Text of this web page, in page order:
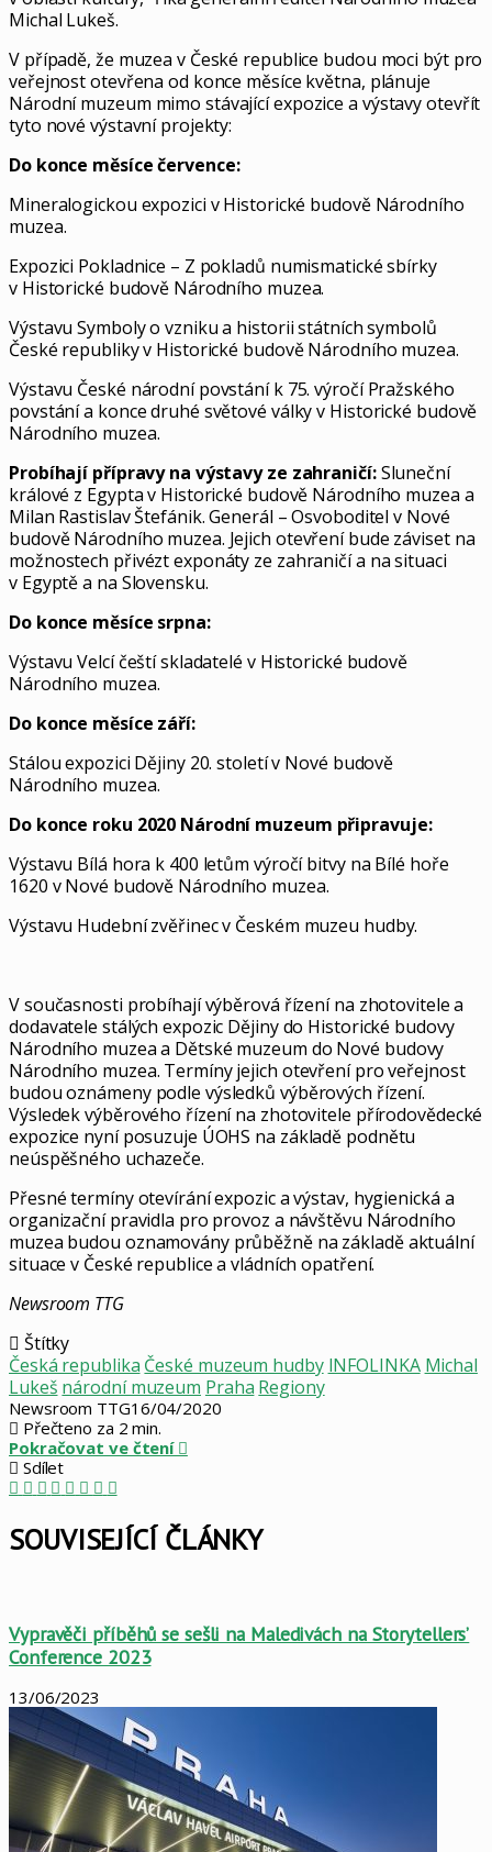
Michal Lukeš.
V případě, že muzea v České republice budou moci být pro
veřejnost otevřena od konce měsíce května, plánuje
Národní muzeum mimo stávající expozice a výstavy otevřít
tyto nové výstavní projekty:
Do konce měsíce července:
Mineralogickou expozici v Historické budově Národního
muzea.
Expozici Pokladnice – Z pokladů numismatické sbírky
v Historické budově Národního muzea.
Výstavu Symboly o vzniku a historii státních symbolů
České republiky v Historické budově Národního muzea.
Výstavu České národní povstání k 75. výročí Pražského
povstání a konce druhé světové války v Historické budově
Národního muzea.
Probíhají přípravy na výstavy ze zahraničí:Sluneční
králové z Egypta v Historické budově Národního muzea a
Milan Rastislav Štefánik. Generál – Osvoboditel v Nové
budově Národního muzea. Jejich otevření bude záviset na
možnostech přivézt exponáty ze zahraničí a na situaci
v Egyptě a na Slovensku.
Do konce měsíce srpna:
Výstavu Velcí čeští skladatelé v Historické budově
Národního muzea.
Do konce měsíce září:
Stálou expozici Dějiny 20. století v Nové budově
Národního muzea.
Do konce roku 2020 Národní muzeum připravuje:
Výstavu Bílá hora k 400 letům výročí bitvy na Bílé hoře
1620 v Nové budově Národního muzea.
Výstavu Hudební zvěřinec v Českém muzeu hudby.
V současnosti probíhají výběrová řízení na zhotovitele a
dodavatele stálých expozic Dějiny do Historické budovy
Národního muzea a Dětské muzeum do Nové budovy
Národního muzea. Termíny jejich otevření pro veřejnost
budou oznámeny podle výsledků výběrových řízení.
Výsledek výběrového řízení na zhotovitele přírodovědecké
expozice nyní posuzuje ÚOHS na základě podnětu
neúspěšného uchazeče.
Přesné termíny otevírání expozic a výstav, hygienická a
organizační pravidla pro provoz a návštěvu Národního
muzea budou oznamovány průběžně na základě aktuální
situace v České republice a vládních opatření.
Newsroom TTG
Štítky
Česká republika České muzeum hudby INFOLINKA Michal
Lukeš národní muzeum Praha Regiony
Newsroom TTG16/04/2020
Přečteno za 2 min.
Pokračovat ve čtení
Sdílet
Facebook
X LinkedIn
Pinterest
Skype
WhatsApp
Sdílet
Tisknout
SOUVISEJÍCÍ ČLÁNKY
Vypravěči příběhů se sešli na Maledivách na Storytellers’
Conference 2023
13/06/2023